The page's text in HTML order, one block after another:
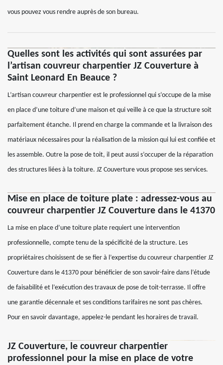
vous pouvez vous rendre auprès de son bureau.
Quelles sont les activités qui sont assurées par
l’artisan couvreur charpentier JZ Couverture à
Saint Leonard En Beauce ?
L’artisan couvreur charpentier est le professionnel qui s’occupe de la mise
en place d’une toiture d’une maison et qui veille à ce que la structure soit
parfaitement étanche. Il prend en charge la commande et la livraison des
matériaux nécessaires pour la réalisation de la mission qui lui est confiée et
les assemble. Outre la pose de toit, il peut aussi s’occuper de la réparation
des structures liées à la toiture. JZ Couverture vous propose ses services.
Mise en place de toiture plate : adressez-vous au
couvreur charpentier JZ Couverture dans le 41370
La mise en place d’une toiture plate requiert une intervention
professionnelle, compte tenu de la spécificité de la structure. Les
propriétaires choisissent de se fier à l’expertise du couvreur charpentier JZ
Couverture dans le 41370 pour bénéficier de son savoir-faire dans l’étude
de faisabilité et l’exécution des travaux de pose de toit-terrasse. Il offre
une garantie décennale et ses conditions tarifaires ne sont pas chères.
Pour en savoir davantage, appelez-le pendant les horaires de travail.
JZ Couverture, le couvreur charpentier
professionnel pour la mise en place de votre